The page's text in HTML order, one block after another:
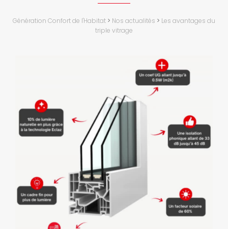
Génération Confort de l'Habitat > Nos actualités > Les avantages du
triple vitrage